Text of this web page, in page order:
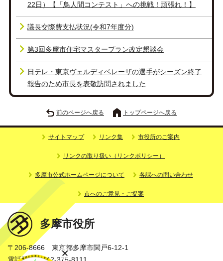
22日）【「鳥人間コンテスト」への挑戦！頑張れ！】
議長交際費支払状況(令和7年度分)
第3回多摩市住宅マスタープラン改定懇談会
日テレ・東京ヴェルディベレーザの選手がシーズン終了
報告のため市長を表敬訪問されました
前のページへ戻る トップページへ戻る
サイトマップ リンク集 市役所のご案内
リンクの取り扱い（リンクポリシー）
多摩市公式ホームページについて 各課への問い合わせ
市へのご意見・ご提案
多摩市役所
〒206-8666 東京都多摩市関戸6-12-1